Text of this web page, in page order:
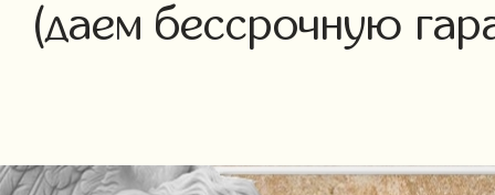
(даем бессрочную